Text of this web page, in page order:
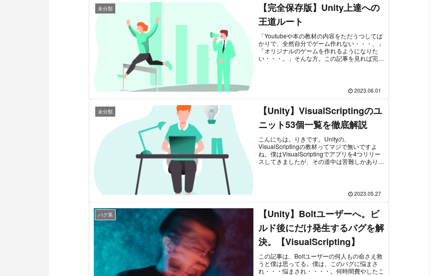
未分類
【完全保存版】Unity上達への
王道ルート
「Youtubeや本の教材の内容をただうつしてば
かりで、全然自分でゲーム作れない・・・、」
「オリジナルのゲームを作れるようになりた
い・・・。」そんな方。この記事を見れば完全
2023.06.01
未分類
【Unity】VisualScriptingのユ
ニット53個一覧を徹底解説
こんにちは。りきです。Unityの、
VisualScriptingの教材ってマジで無いですよ
ね。僕はVisualScriptingでアプリを4つリリー
スしてきましたが、その道中は苦難しかありま
2023.05.27
バグ系
【Unity】Boltユーザーへ。ビ
ルド後にだけ発生するバグを解
決。【VisualScripting】
この記事は、Boltユーザーの何人もの命さえ救
うと僕は思ってる。僕は、このバグに悩まさ
れ・・・悩まされ・・・・。何時間費やしたこ